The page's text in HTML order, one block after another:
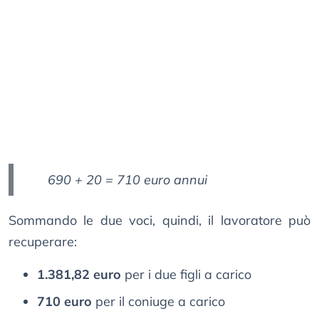
690 + 20 = 710 euro annui
Sommando le due voci, quindi, il lavoratore può
recuperare:
1.381,82 euro per i due figli a carico
710 euro per il coniuge a carico